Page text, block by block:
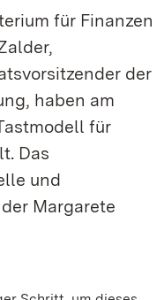
für Finanzen
der
haben am
für
Das
und
Margarete